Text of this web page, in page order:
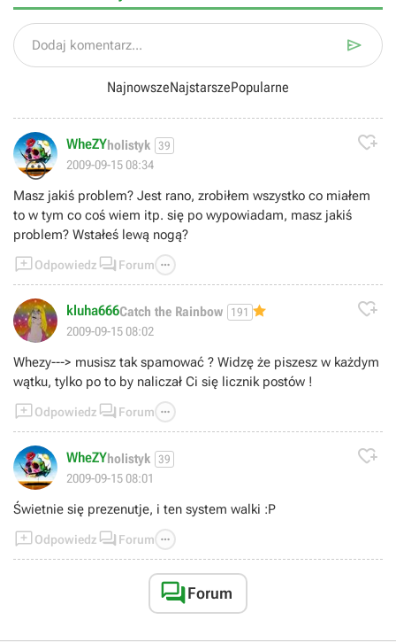
Dodaj komentarz... 
NajnowszeNajstarszePopularne
😐
WheZYholistyk 39
2009-09-15 08:34

Masz jakiś problem? Jest rano, zrobiłem wszystko co miałem
to w tym co coś wiem itp. się po wypowiadam, masz jakiś
problem? Wstałeś lewą nogą?
Odpowiedz  Forum 
kluha666Catch the Rainbow 191
2009-09-15 08:02

Whezy---> musisz tak spamować ? Widzę że piszesz w każdym
wątku, tylko po to by naliczał Ci się licznik postów !
Odpowiedz  Forum 
WheZYholistyk 39
2009-09-15 08:01

Świetnie się prezenutje, i ten system walki :P
Odpowiedz  Forum 
Forum